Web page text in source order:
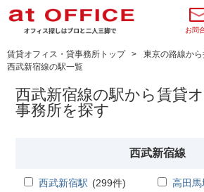
お問
賃貸オフィス・貸事務所トップ
東京の路線か
西武新宿線の駅一覧
西武新宿線の駅から賃貸
事務所を探す
西武新宿線
西武新宿駅 (299件) 高田馬